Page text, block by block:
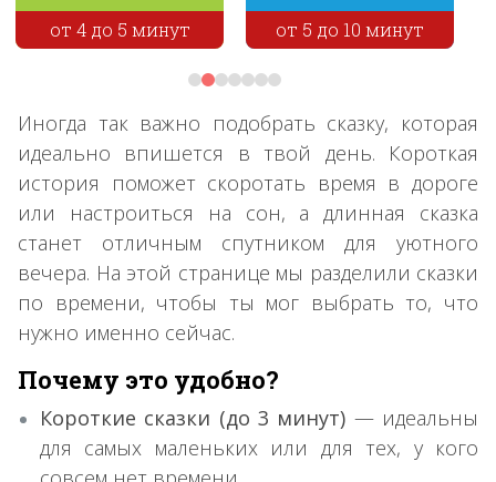
от 4 до 5 минут от 5 до 10 минут
Иногда так важно подобрать сказку, которая
идеально впишется в твой день. Короткая
история поможет скоротать время в дороге
или настроиться на сон, а длинная сказка
станет отличным спутником для уютного
вечера. На этой странице мы разделили сказки
по времени, чтобы ты мог выбрать то, что
нужно именно сейчас.
Почему это удобно?
Короткие сказки (до 3 минут) — идеальны
для самых маленьких или для тех, у кого